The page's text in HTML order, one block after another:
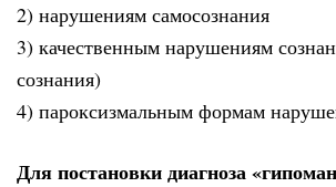
2) нарушениям самосознания
3) качественным нарушениям
сознания)
4) пароксизмальным формам
Для постановки диагноза